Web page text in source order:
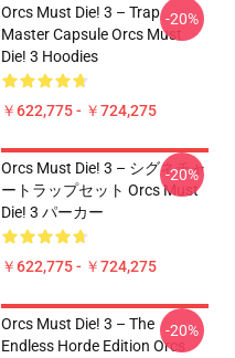
Orcs Must Die! 3 – Trap
Master Capsule Orcs Must
Die! 3 Hoodies
￥622,775 - ￥724,275
-20%
Orcs Must Die! 3 – シグネチャ
ートラップセット Orcs Must
Die! 3 パーカー
￥622,775 - ￥724,275
-20%
Orcs Must Die! 3 – The
Endless Horde Edition Orcs
-20%